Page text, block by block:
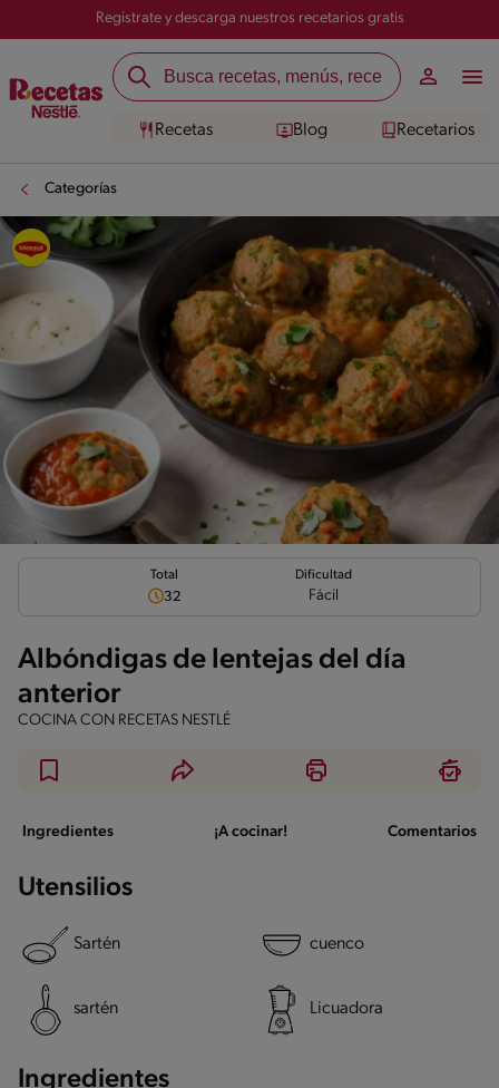
Registrate y descarga nuestros recetarios gratis
Recetas Blog Recetarios
Categorías
Total
32
Dificultad
Fácil
Albóndigas de lentejas del día
anterior
COCINA CON RECETAS NESTLÉ
Ingredientes ¡A cocinar! Comentarios
Utensilios
Sartén cuenco
sartén Licuadora
Ingredientes